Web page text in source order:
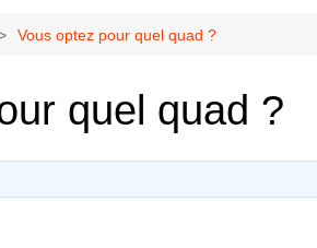
Vous optez pour quel quad ?
quel quad ?